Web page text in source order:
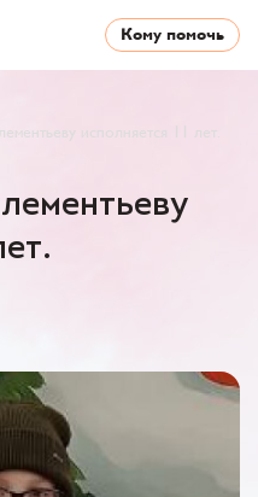
Кому помочь
исполняется 11 лет.